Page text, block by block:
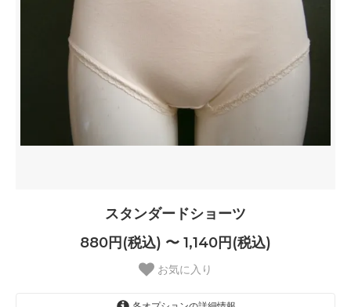
スタンダードショーツ
880円(税込) 〜 1,140円(税込)
お気に入り